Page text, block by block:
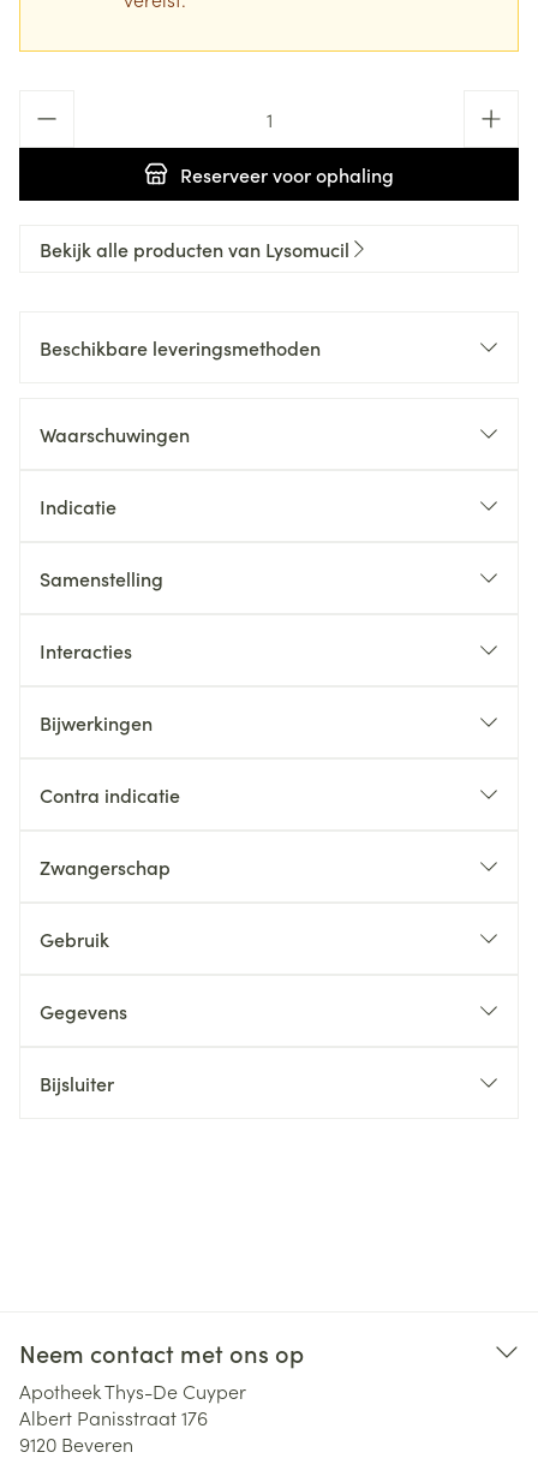
Reserveervoor ophaling
Bekijk alle producten van Lysomucil
Beschikbare leveringsmethoden
Waarschuwingen
Indicatie
Samenstelling
Interacties
Bijwerkingen
Contra indicatie
Zwangerschap
Gebruik
Gegevens
Bijsluiter
Neem contact met ons op
Apotheek Thys-De Cuyper
Albert Panisstraat 176
9120 Beveren